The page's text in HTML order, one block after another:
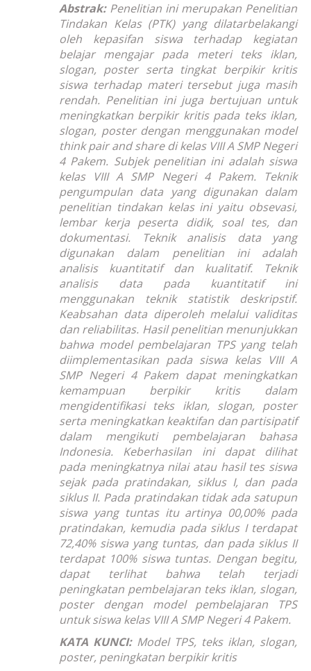
Abstrak:Penelitian ini merupakan Penelitian
Tindakan Kelas (PTK) yang dilatarbelakangi
oleh kepasifan siswa terhadap kegiatan
belajar mengajar pada meteri teks iklan,
slogan, poster serta tingkat berpikir kritis
siswa terhadap materi tersebut juga masih
rendah. Penelitian ini juga bertujuan untuk
meningkatkan berpikir kritis pada teks iklan,
slogan, poster dengan menggunakan model
think pair and sharedi kelas VIII A SMP Negeri
4 Pakem. Subjek penelitian ini adalah siswa
kelas VIII A SMP Negeri 4 Pakem. Teknik
pengumpulan data yang digunakan dalam
penelitian tindakan kelas ini yaitu obsevasi,
lembar kerja peserta didik, soal tes, dan
dokumentasi. Teknik analisis data yang
digunakan dalam penelitian ini adalah
analisis kuantitatif dan kualitatif. Teknik
analisis data pada kuantitatif ini
menggunakan teknik statistik deskripstif.
Keabsahan data diperoleh melalui validitas
dan reliabilitas. Hasil penelitian menunjukkan
bahwa model pembelajaran TPS yang telah
diimplementasikan pada siswa kelas VIII A
SMP Negeri 4 Pakem dapat meningkatkan
kemampuan berpikir kritis dalam
mengidentifikasi teks iklan, slogan, poster
serta meningkatkan keaktifan dan partisipatif
dalam mengikuti pembelajaran bahasa
Indonesia. Keberhasilan ini dapat dilihat
pada meningkatnya nilai atau hasil tes siswa
sejak pada pratindakan, siklus I, dan pada
siklus II. Pada pratindakan tidak ada satupun
siswa yang tuntas itu artinya 00,00% pada
pratindakan, kemudia pada siklus I terdapat
72,40% siswa yang tuntas, dan pada siklus II
terdapat 100% siswa tuntas. Dengan begitu,
dapat terlihat bahwa telah terjadi
peningkatan pembelajaran teks iklan, slogan,
poster dengan model pembelajaran TPS
untuk siswa kelas VIII A SMP Negeri 4 Pakem.
KATA KUNCI: Model TPS, teks iklan, slogan,
poster, peningkatan berpikir kritis